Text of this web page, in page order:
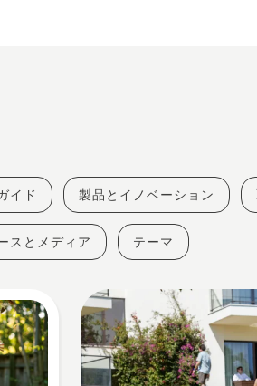
イド 製品とイノベーション
スとメディア テーマ